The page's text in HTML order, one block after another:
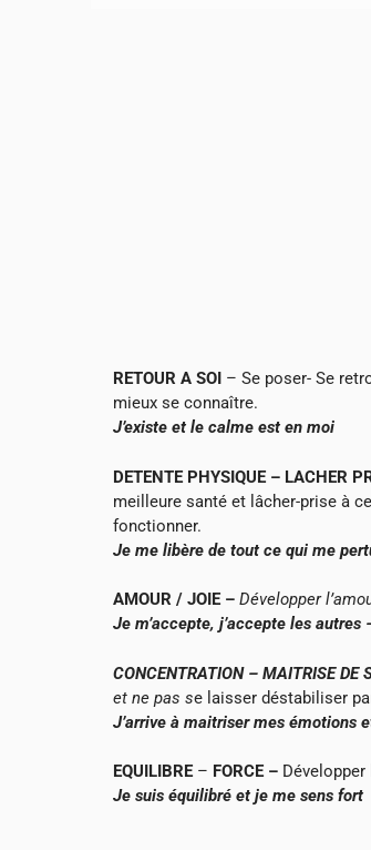
RETOUR A SOI – Se poser- Se
mieux se connaître.
J’existe et le calme est en moi
DETENTE PHYSIQUE – LACHER
meilleure santé et lâcher-prise à
fonctionner.
Je me libère de tout ce qui me
AMOUR / JOIE – Développer
Je m’accepte, j’accepte les autres
CONCENTRATION – MAITRISE DE
et ne pas se laisser déstabiliser
J’arrive à maitriser mes émotions
EQUILIBRE– FORCE –
Je suis équilibré et je me sens fort